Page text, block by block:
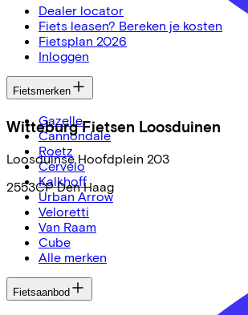
Witteburg Fietsen Loosduinen
Loosduinse Hoofdplein 203
2553CP Den Haag
Dealer locator
Fiets leasen? Bereken je kosten
Fietsplan 2026
Inloggen
Fietsmerken
Gazelle
Cannondale
Roetz
Cervélo
Kalkhoff
Urban Arrow
Veloretti
Van Raam
Cube
Alle merken
Fietsaanbod